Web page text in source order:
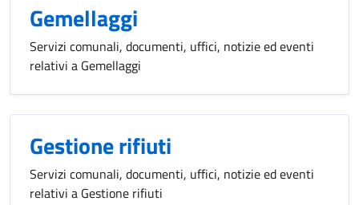
Gemellaggi
Servizi comunali, documenti, uffici, notizie ed eventi
relativi a Gemellaggi
Gestione rifiuti
Servizi comunali, documenti, uffici, notizie ed eventi
relativi a Gestione rifiuti